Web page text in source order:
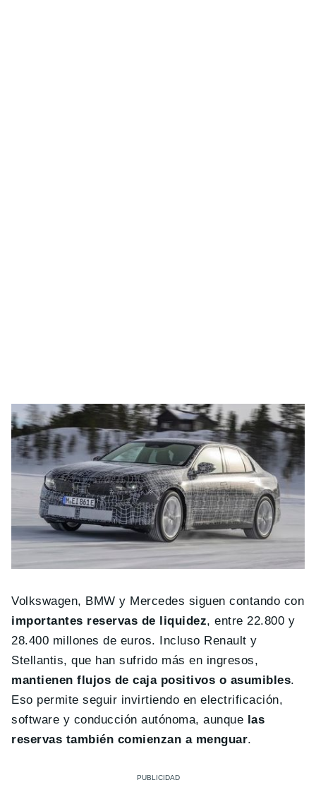
Volkswagen, BMW y Mercedes siguen contando con
importantes reservas de liquidez, entre 22.800 y
28.400 millones de euros. Incluso Renault y
Stellantis, que han sufrido más en ingresos,
mantienen flujos de caja positivos o asumibles.
Eso permite seguir invirtiendo en electrificación,
software y conducción autónoma, aunque las
reservas también comienzan a menguar.